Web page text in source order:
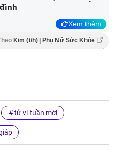
Xem thêm
Kim (t/h) | Phụ Nữ Sức Khỏe
tử vi tuần mới